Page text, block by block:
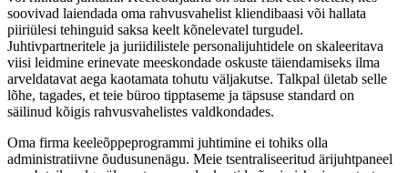
soovivad laiendada oma rahvusvahelist kliendibaasi või hallata
piiriülesi tehinguid saksa keelt kõnelevatel turgudel.
Juhtivpartneritele ja juriidilistele personalijuhtidele on skaleeritava
viisi leidmine erinevate meeskondade oskuste täiendamiseks ilma
arveldatavat aega kaotamata tohutu väljakutse. Talkpal ületab selle
lõhe, tagades, et teie büroo tipptaseme ja täpsuse standard on
säilinud kõigis rahvusvahelistes valdkondades.
Oma firma keeleõppeprogrammi juhtimine ei tohiks olla
administratiivne õudusunenägu. Meie tsentraliseeritud ärijuhtpaneel